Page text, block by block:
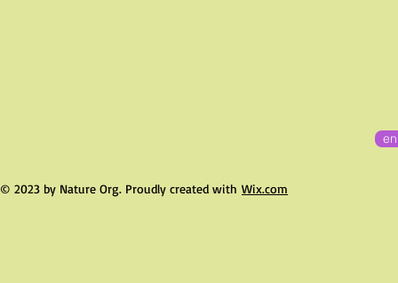
© 2023 by Nature Org. Proudly created with Wix.com